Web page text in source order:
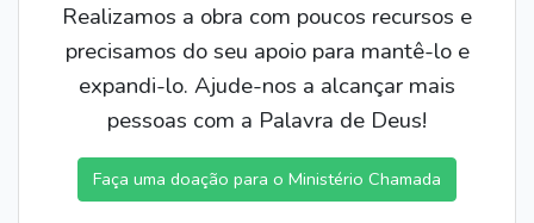
Realizamos a obra com poucos recursos e
precisamos do seu apoio para mantê-lo e
expandi-lo. Ajude-nos a alcançar mais
pessoas com a Palavra de Deus!
Faça uma doação para o Ministério Chamada